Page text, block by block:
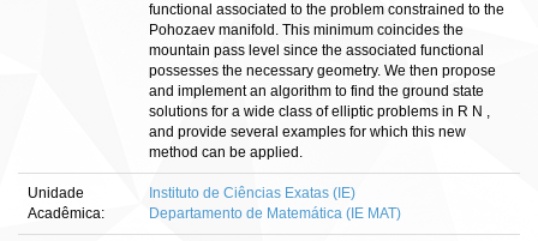
functional associated to the problem constrained to the
Pohozaev manifold. This minimum coincides the
mountain pass level since the associated functional
possesses the necessary geometry. We then propose
and implement an algorithm to find the ground state
solutions for a wide class of elliptic problems in R N ,
and provide several examples for which this new
method can be applied.
Unidade
Acadêmica:
Instituto de Ciências Exatas (IE)
Departamento de Matemática (IE MAT)